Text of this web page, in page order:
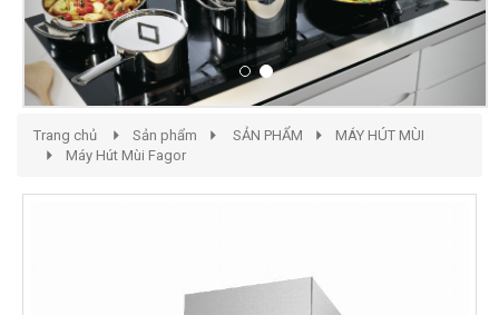
Trang chủ Sản phẩm SẢN PHẨM
MÁY HÚT MÙI
Máy Hút Mùi Fagor